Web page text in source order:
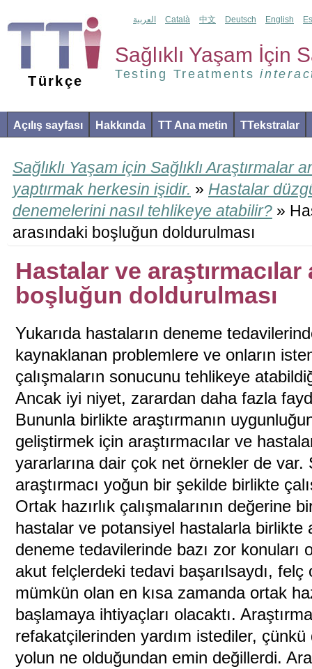
Türkçe
Sağlıklı Yaşam İçin
Testing Treatments
العربية Català 中文 Deutsch English
Açılış sayfası Hakkında TT Ana metin TTekstralar
Sağlıklı Yaşam için Sağlıklı Araştırmalar
yaptırmak herkesin işidir. » Hastalar
denemelerini nasıl tehlikeye atabilir? »
arasındaki boşluğun doldurulması
Hastalar ve araştırmacılar
boşluğun doldurulması
Yukarıda hastaların deneme
kaynaklanan problemlere ve onların
çalışmaların sonucunu tehlikeye
Ancak iyi niyet, zarardan daha fazla
Bununla birlikte araştırmanın
geliştirmek için araştırmacılar ve
yararlarına dair çok net örnekler de
araştırmacı yoğun bir şekilde birlikte
Ortak hazırlık çalışmalarının değerine
hastalar ve potansiyel hastalarla birlikte
deneme tedavilerinde bazı zor konuları
akut felçlerdeki tedavi başarılsaydı, felç
mümkün olan en kısa zamanda ortak
başlamaya ihtiyaçları olacaktı.
refakatçilerinden yardım istediler,
yolun ne olduğundan emin değillerdi.